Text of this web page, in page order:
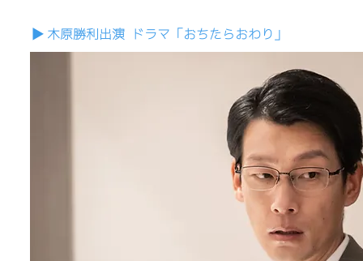
▶︎ 木原勝利出演 ドラマ「おちたらおわり」